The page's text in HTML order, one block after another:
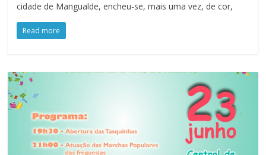
cidade de Mangualde, encheu-se, mais uma vez, de cor,
Read more